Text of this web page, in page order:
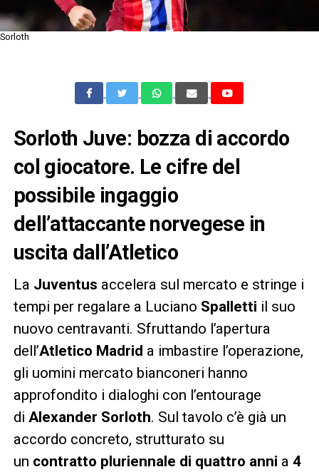
Sorloth
Sorloth Juve: bozza di accordo
col giocatore. Le cifre del
possibile ingaggio
dell’attaccante norvegese in
uscita dall’Atletico
La Juventus accelera sul mercato e stringe i
tempi per regalare a Luciano Spalletti il suo
nuovo centravanti. Sfruttando l’apertura
dell’Atletico Madrid a imbastire l’operazione,
gli uomini mercato bianconeri hanno
approfondito i dialoghi con l’entourage
di Alexander Sorloth. Sul tavolo c’è già un
accordo concreto, strutturato su
un contratto pluriennale di quattro anni a 4